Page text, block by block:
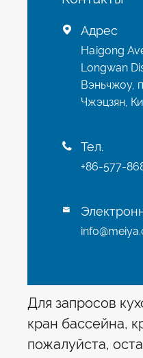
 Адрес
Haigong
Longwan
Вэньчжоу,
Чжэцзян,
 Тел.
+86-577-

Для запросов
кран бассейна,
пожалуйста,